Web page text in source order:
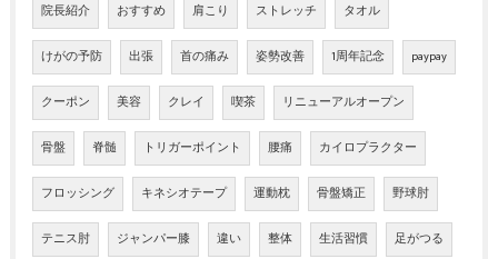
院長紹介 おすすめ 肩こり ストレッチ タオル
けがの予防 出張 首の痛み 姿勢改善 1周年記念 paypay
クーポン 美容 クレイ 喫茶 リニューアルオープン
骨盤 脊髄 トリガーポイント 腰痛 カイロプラクター
フロッシング キネシオテープ 運動枕 骨盤矯正 野球肘
テニス肘 ジャンパー膝 違い 整体 生活習慣 足がつる